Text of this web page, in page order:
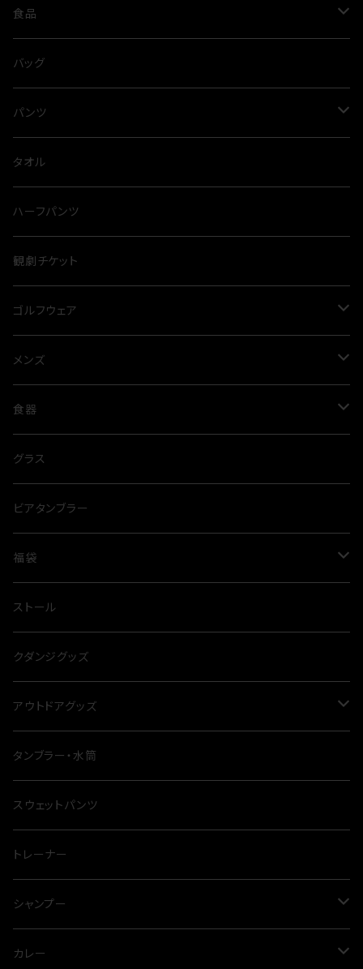
春夏
オールシーズン
スカート
ブラウス
タンクトップ
サロペット
カットソー
カーディガン
プルオーバー
ニット
コート
トレーナー
ジャケット
ベスト
パーカー
アルガンオイル
シルバー
ネックレス
タイニーピン
食品
スパイス
出汁
とらふぐ
カレー
麺類
バッグ
パンツ
スウェット
裏毛
オールシーズン
タオル
ハーフパンツ
観劇チケット
ゴルフウェア
メンズ
レディース
メンズ
トップス
Tシャツ
ポロシャツ
パンツ
スウェットパンツ
ハーフパンツ
食器
グラス
タンブラー
グラス
ビアタンブラー
福袋
夏
冬
ストール
クダンジグッズ
アウトドアグッズ
ナイフ
テーブル
シート
鍋
四脚
タンブラー・水筒
スウェットパンツ
トレーナー
シャンプー
トリートメント
カレー